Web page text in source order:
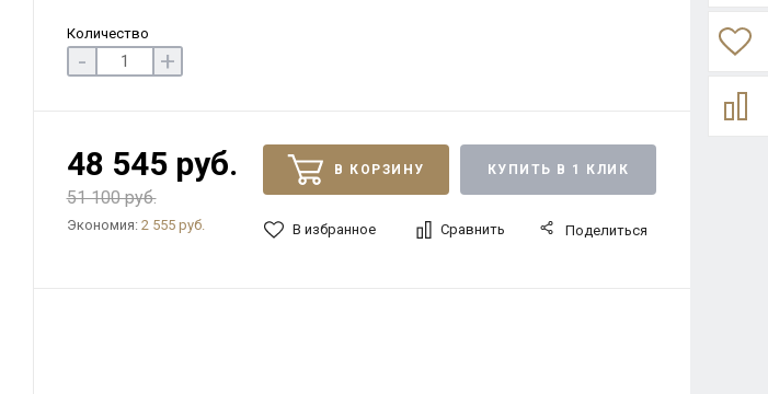
Количество
- +
48 545 руб.
51 100 руб.
Экономия: 2 555 руб.
В КОРЗИНУ КУПИТЬ В 1 КЛИК
В избранное Сравнить Поделиться